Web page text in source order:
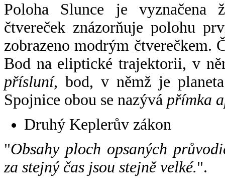
Poloha Slunce je vyznačena
čtvereček znázorňuje polohu
zobrazeno modrým čtverečkem.
Bod na eliptické trajektorii, v
přísluní, bod, v němž je
Spojnice obou se nazývá přímka
Druhý Keplerův zákon
"Obsahy ploch opsaných
za stejný čas jsou stejně velké.".